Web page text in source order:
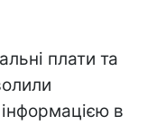
плати та
в